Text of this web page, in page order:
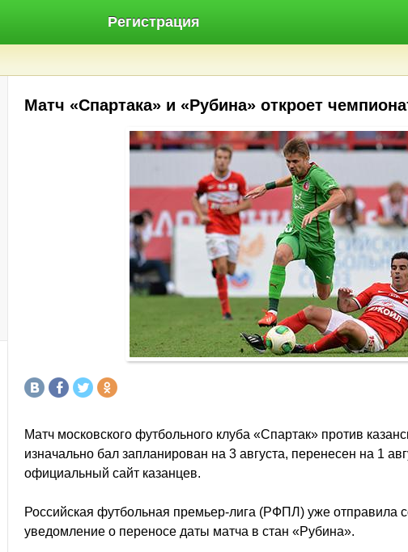
Регистрация
Матч «Спартака» и «Рубина» откроет
Матч московского футбольного клуба «Спартак» против
изначально бал запланирован на 3 августа, перенесен на 1
официальный сайт казанцев.
Российская футбольная премьер-лига (РФПЛ) уже отправила
уведомление о переносе даты матча в стан «Рубина».